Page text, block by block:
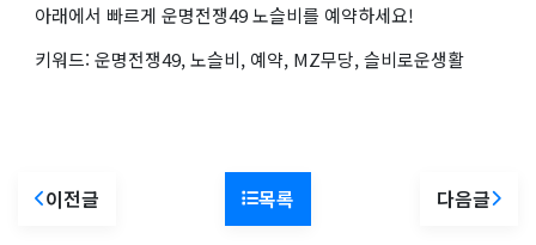
아래에서 빠르게 운명전쟁49 노슬비를 예약하세요!
키워드: 운명전쟁49, 노슬비, 예약, MZ무당, 슬비로운생활
이전글 목록 다음글